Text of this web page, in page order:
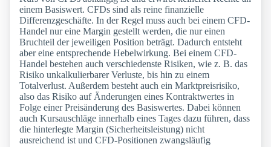
einem Basiswert. CFDs sind als reine finanzielle
Differenzgeschäfte. In der Regel muss auch bei einem CFD-
Handel nur eine Margin gestellt werden, die nur einen
Bruchteil der jeweiligen Position beträgt. Dadurch entsteht
aber eine entsprechende Hebelwirkung. Bei einem CFD-
Handel bestehen auch verschiedenste Risiken, wie z. B. das
Risiko unkalkulierbarer Verluste, bis hin zu einem
Totalverlust. Außerdem besteht auch ein Marktpreisrisiko,
also das Risiko auf Änderungen eines Kontraktwertes in
Folge einer Preisänderung des Basiswertes. Dabei können
auch Kursauschläge innerhalb eines Tages dazu führen, dass
die hinterlegte Margin (Sicherheitsleistung) nicht
ausreichend ist und CFD-Positionen zwangsläufig